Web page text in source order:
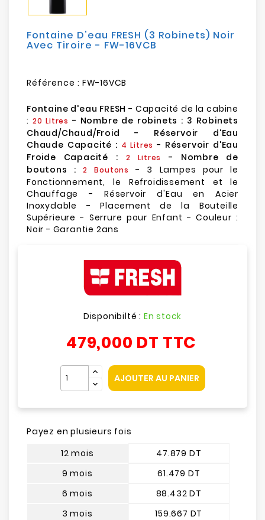
Loisirs
Fontaine D'eau FRESH (3 Robinets) Noir
Avec Tiroire - FW-16VCB
Référence : FW-16VCB
Fontaine d'eau FRESH- Capacité de la cabine
: 20 Litres - Nombre de robinets : 3 Robinets
Chaud/Chaud/Froid - Réservoir d'Eau
Chaude Capacité : 4 Litres - Réservoir d'Eau
Froide Capacité :
2 Litres
- Nombre de
boutons : 2 Boutons
- 3 Lampes pour le
Fonctionnement, le Refroidissement et le
Chauffage - Réservoir d'Eau en Acier
Inoxydable - Placement de la Bouteille
Supérieure - Serrure pour Enfant - Couleur :
Noir - Garantie 2ans
Disponibilté : En stock
479,000 DT TTC
AJOUTER AU PANIER
Payez en plusieurs fois
12 mois
9 mois
6 mois
3 mois
47.879 DT
61.479 DT
88.432 DT
159.667 DT